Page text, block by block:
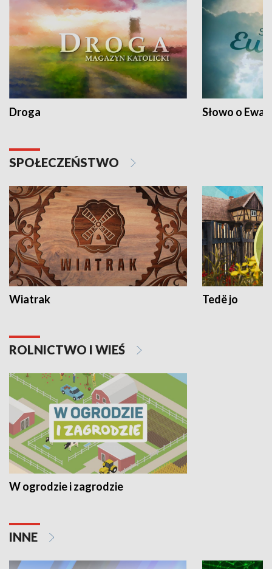
Droga Słowo o
SPOŁECZEŃSTWO
Wiatrak Tedë jo
ROLNICTWO I WIEŚ
W ogrodzie i zagrodzie
INNE